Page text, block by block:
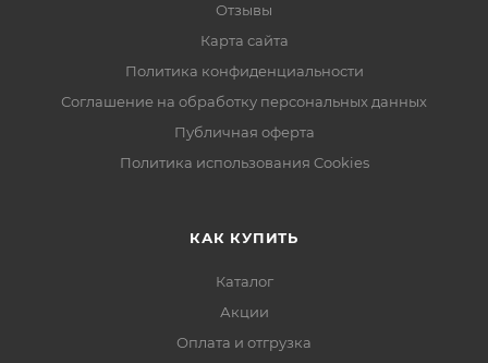
Отзывы
Карта сайта
Политика конфиденциальности
Соглашение на обработку персональных данных
Публичная оферта
Политика использования Cookies
КАК КУПИТЬ
Каталог
Акции
Оплата и отгрузка